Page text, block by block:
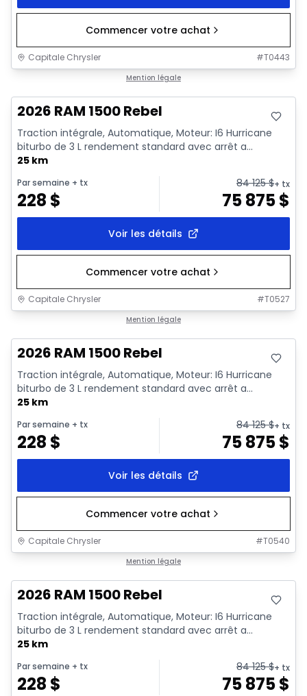
Commencer votre achat
Capitale Chrysler #T0443
Mention légale
2026 RAM 1500 Rebel
Traction intégrale, Automatique, Moteur: I6 Hurricane
biturbo de 3 L rendement standard avec arrêt a...
25 km
Par semaine + tx
228 $
84 125$+ tx
75 875$
Voir les détails
Commencer votre achat
Capitale Chrysler #T0527
Mention légale
2026 RAM 1500 Rebel
Traction intégrale, Automatique, Moteur: I6 Hurricane
biturbo de 3 L rendement standard avec arrêt a...
25 km
Par semaine + tx
228 $
84 125$+ tx
75 875$
Voir les détails
Commencer votre achat
Capitale Chrysler #T0540
Mention légale
2026 RAM 1500 Rebel
Traction intégrale, Automatique, Moteur: I6 Hurricane
biturbo de 3 L rendement standard avec arrêt a...
25 km
Par semaine + tx
228 $
84 125$+ tx
75 875$